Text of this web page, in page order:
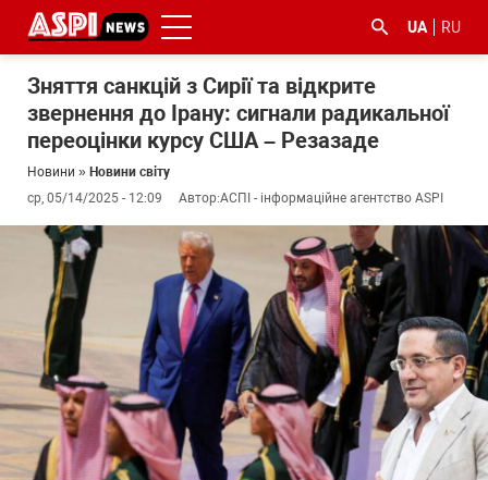
UA RU
Зняття санкцій з Сирії та відкрите
звернення до Ірану: сигнали радикальної
переоцінки курсу США – Резазаде
Новини » Новини світу
ср, 05/14/2025 - 12:09
Автор:АСПІ - інформаційне агентство ASPI
#боротьба
з
корупцією
#ДФС #Київ #коронавірус